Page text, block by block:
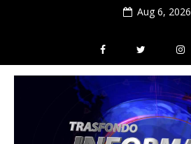
Aug 6, 2026